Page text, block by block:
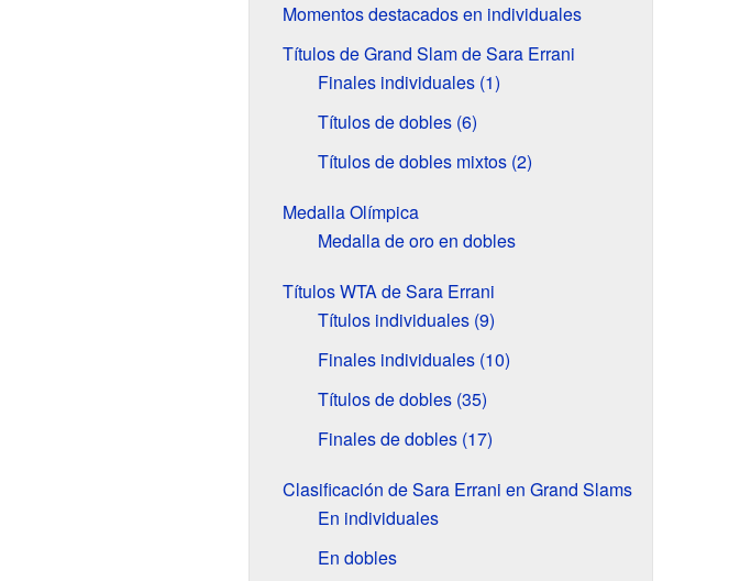
Momentos destacados en individuales
Títulos de Grand Slam de Sara Errani
Finales individuales (1)
Títulos de dobles (6)
Títulos de dobles mixtos (2)
Medalla Olímpica
Medalla de oro en dobles
Títulos WTA de Sara Errani
Títulos individuales (9)
Finales individuales (10)
Títulos de dobles (35)
Finales de dobles (17)
Clasificación de Sara Errani en Grand Slams
En individuales
En dobles